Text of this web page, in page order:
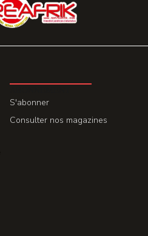
S'abonner
Consulter nos magazines